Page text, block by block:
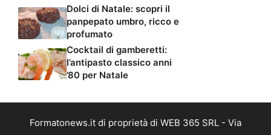
Dolci di Natale: scopri il
panpepato umbro, ricco e
profumato
Cocktail di gamberetti:
l’antipasto classico anni
’80 per Natale
Formatonews.it di proprietà di WEB 365 SRL - Via